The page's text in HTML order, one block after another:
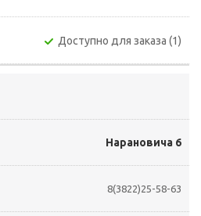
Доступно для заказа (1)
Нарановича 6
8(3822)25-58-63